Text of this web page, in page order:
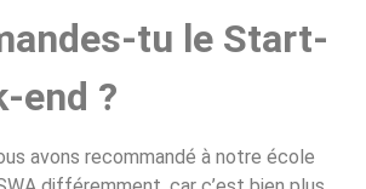
tu le Start-
end ?
avons recommandé à notre école